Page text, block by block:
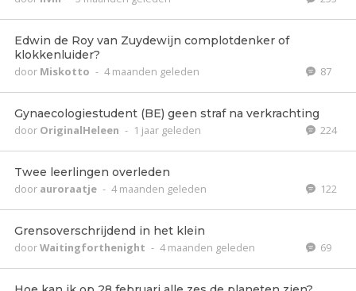
Edwin de Roy van Zuydewijn complotdenker of
klokkenluider?
door Miskotto - 4 maanden geleden 87
Gynaecologiestudent (BE) geen straf na verkrachting
door OriginalHeleen - 1 jaar geleden 224
Twee leerlingen overleden
door auroraatje - 4 maanden geleden 122
Grensoverschrijdend in het klein
doorWaitingforthenight - 4 maanden geleden 69